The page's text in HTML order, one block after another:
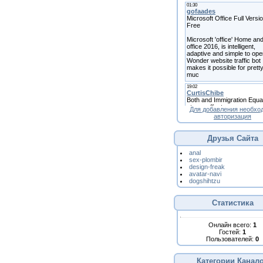
Для добавления
авторизация
Друзья Сайта
anal
sex-plombir
design-freak
avatar-navi
dogshihtzu
Статистика
Онлайн всего: 1
Гостей: 1
Пользователей: 0
Категории